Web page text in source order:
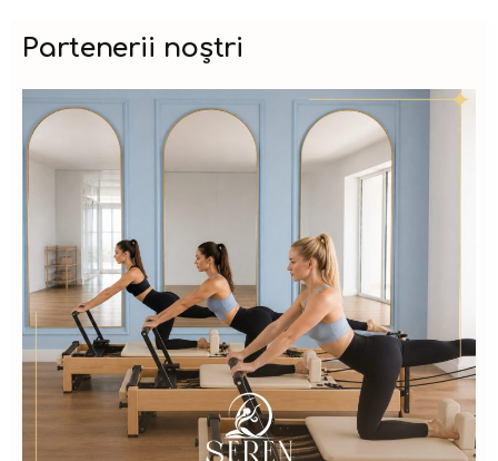
Partenerii noștri